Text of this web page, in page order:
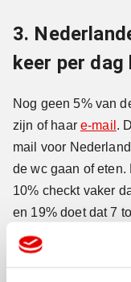
3.
keer per dag
Nog geen 5% van
zijn of haar e-mail .
mail voor
de wc gaan of
10% checkt vaker
en 19% doet dat 7
mailtjes worden
tussen 19.00 en